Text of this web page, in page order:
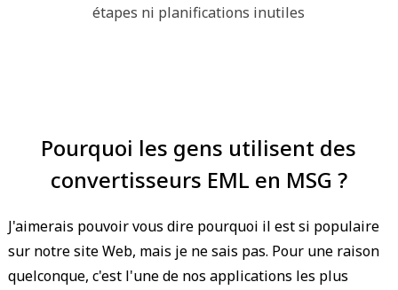
étapes ni planifications inutiles
Pourquoi les gens utilisent des
convertisseurs EML en MSG ?
J'aimerais pouvoir vous dire pourquoi il est si populaire
sur notre site Web, mais je ne sais pas. Pour une raison
quelconque, c'est l'une de nos applications les plus